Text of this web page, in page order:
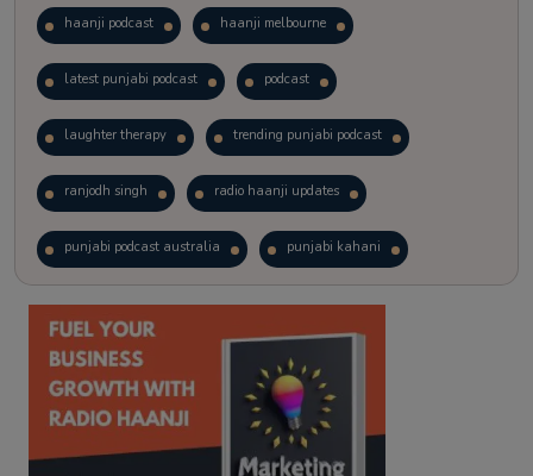
haanji podcast haanji melbourne
latest punjabi podcast podcast
laughter therapy trending punjabi podcast
ranjodh singh radio haanji updates
punjabi podcast australia punjabi kahani
kitaab kahani punjabi story